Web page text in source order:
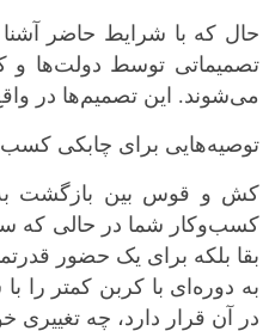
حال که با شرایط حاضر
تصمیماتی توسط دولت‌ها
می‌شوند. این تصمیم‌ها در
توصیه‌هایی برای چابکی
کش و قوس بین بازگشت به‌
کسب‌وکار شما در حالی که
بقا بلکه برای یک حضور
به دوره‌ای با کربن کمتر
در آن قرار دارد، چه